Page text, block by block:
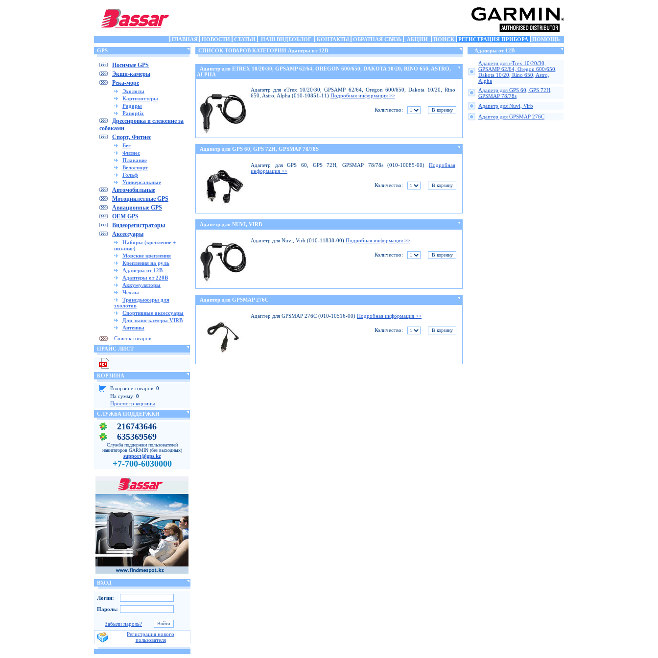
ГЛАВНАЯ НОВОСТИ СТАТЬИ НАШ ВИДЕОБЛОГ КОНТАКТЫ ОБРАТНАЯ СВЯЗЬ АКЦИИ ПОИСК РЕГИСТРАЦИЯ ПРИБОРА
ПОМОЩЬ
GPS
Носимые GPS
Экшн-камеры
Река-море
Эхолоты
Картплоттеры
Радары
Panoptix
Дрессировка и слежение за
собаками
Спорт, Фитнес
Бег
Фитнес
Плавание
Велоспорт
Гольф
Универсальные
Автомобильные
Мотоциклетные GPS
Авиационные GPS
OEM GPS
Видеорегистраторы
Аксессуары
Наборы (крепление +
питание)
Морские крепления
Крепления на руль
Адаперы от 12В
Адаптеры от 220В
Аккумуляторы
Чехлы
Трансдьюсеры для
эхолотов
Спортивные аксессуары
Для экшн-камеры VIRB
Антенны
Список товаров
ПРАЙС ЛИСТ
КОРЗИНА
В корзине товаров: 0
На сумму: 0
Просмотр корзины
СЛУЖБА ПОДДЕРЖКИ
216743646
635369569
Служба поддержки пользователей
навигаторов GARMIN (без выходных)
support@gps.kz
+7-700-6030000
ВХОД
Логин:
Пароль:
Забыли пароль?
Регистрация нового
пользователя
СПИСОК ТОВАРОВ КАТЕГОРИИ Адаперы от 12В
Адапетр для ETREX 10/20/30, GPSAMP 62/64, OREGON 600/650, DAKOTA 10/20, RINO 650, ASTRO,
ALPHA
Адапетр для eTrex 10/20/30, GPSAMP 62/64, Oregon 600/650, Dakota 10/20, Rino
650, Astro, Alpha (010-10851-11) Подробная информация >>
Количество:
Адапетр для GPS 60, GPS 72H, GPSMAP 78/78S
Адапетр для GPS 60, GPS 72H, GPSMAP 78/78s (010-10085-00) Подробная
информация >>
Количество:
Адапетр для NUVI, VIRB
Адапетр для Nuvi, Virb (010-11838-00) Подробная информация >>
Количество:
Адаптер для GPSMAP 276C
Адаптер для GPSMAP 276C (010-10516-00) Подробная информация >>
Количество:
Адаперы от 12В
Адапетр для eTrex 10/20/30,
GPSAMP 62/64, Oregon 600/650,
Dakota 10/20, Rino 650, Astro,
Alpha
Адапетр для GPS 60, GPS 72H,
GPSMAP 78/78s
Адапетр для Nuvi, Virb
Адаптер для GPSMAP 276C